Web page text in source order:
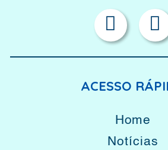
ACESSO
Home
Notícias